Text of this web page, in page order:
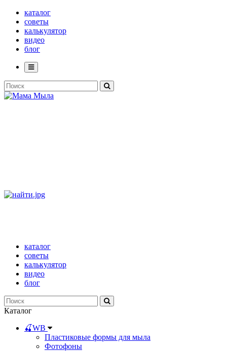
каталог
советы
калькулятор
видео
блог
каталог
советы
калькулятор
видео
блог
Каталог
🍒WB
Пластиковые формы для мыла
Фотофоны